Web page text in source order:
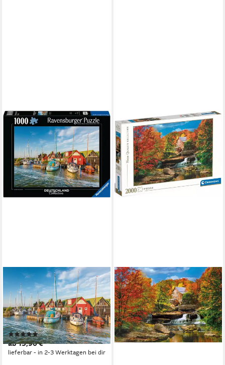
RAVENSBURGER
Puzzle Romantische
Hafenwelt von Ahrenshoop,
1000 Puzzleteile, Made in
Germany
(6)
ab 15,90 €
lieferbar - in 2-3 Werktagen bei dir